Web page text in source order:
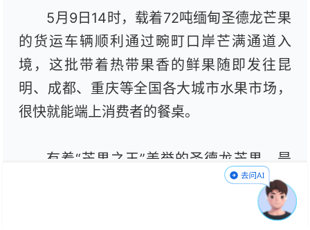
5月9日14时，载着72吨缅甸圣德龙芒果
的货运车辆顺利通过畹町口岸芒满通道入
境，这批带着热带果香的鲜果随即发往昆
明、成都、重庆等全国各大城市水果市场，
很快就能端上消费者的餐桌。
有着“芒果之王”美誉的圣德龙芒果，是
缅甸特色优质果品，以甜度高、纤维少、皮
薄肉厚、香气浓郁深受消费者喜爱。每年4月